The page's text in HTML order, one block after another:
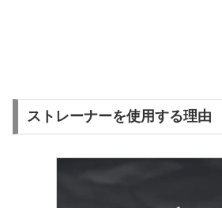
ストレーナーを使用する理由